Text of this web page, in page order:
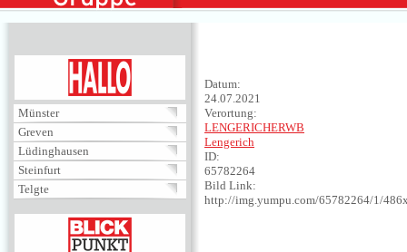
Münster
Greven
Lüdinghausen
Steinfurt
Telgte
BLICKPUNKT
Datum:
24.07.2021
Verortung:
LENGERICHERWB
Lengerich
ID:
65782264
Bild Link:
http://img.yumpu.com/65782264/1/